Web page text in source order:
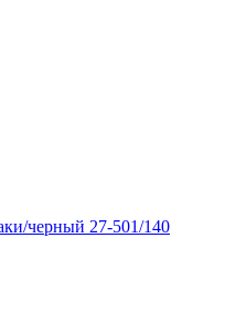
черный 27-501/140